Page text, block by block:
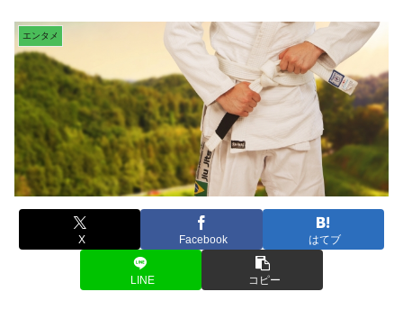
エンタメ
X Facebook はてブ
LINE コピー